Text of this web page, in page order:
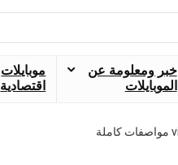
خبر ومعلومة عن
الموبايلات
موبايلات
اقتصادية